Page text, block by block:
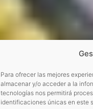
Para ofrecer las mejores
almacenar y/o acceder a la
tecnologías nos permitirá
identificaciones únicas en este